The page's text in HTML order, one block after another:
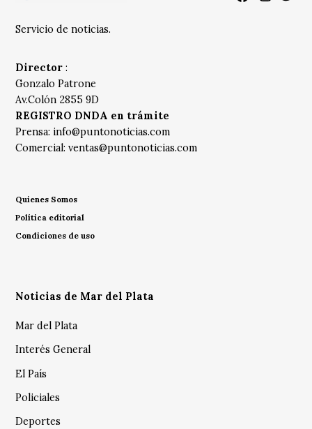
Servicio de noticias.
Director :
Gonzalo Patrone
Av.Colón 2855 9D
REGISTRO DNDA en trámite
Prensa: info@puntonoticias.com
Comercial:ventas@puntonoticias.com
Quienes Somos
Política editorial
Condiciones de uso
Noticias de Mar del Plata
Mar del Plata
Interés General
El País
Policiales
Deportes